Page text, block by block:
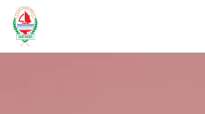
Saltar
al
contenido